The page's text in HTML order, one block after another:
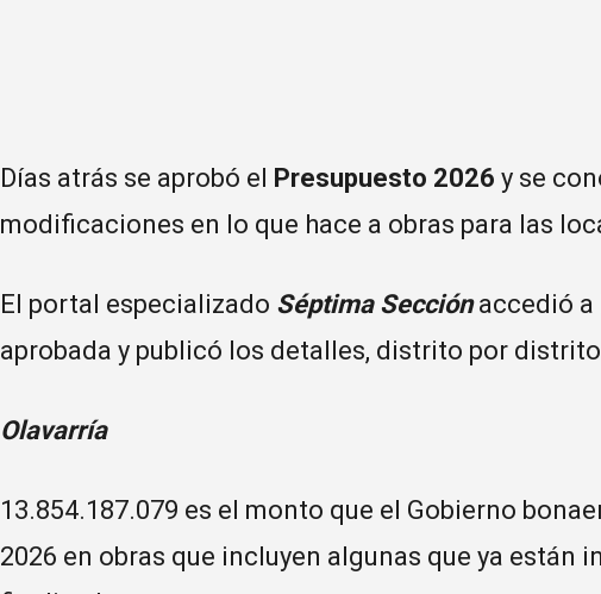
Días atrás se aprobó el Presupuesto 2026 y se
modificaciones en lo que hace a obras para las
El portal especializado Séptima Secciónaccedió a
aprobada y publicó los detalles, distrito por
Olavarría
13.854.187.079 es el monto que el Gobierno
2026 en obras que incluyen algunas que ya están